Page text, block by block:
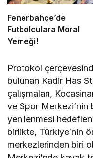
Fenerbahçe’de
Futbolculara Moral
Yemeği!
Protokol
bulunan Kadir Has
çalışmaları,
ve Spor Merkezi’nin
yenilenmesi
birlikte, Türkiye’nin
merkezlerinden biri